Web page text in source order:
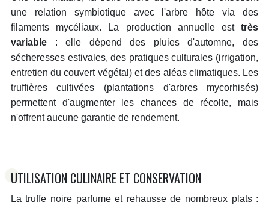
une relation symbiotique avec l'arbre hôte via des
filaments mycéliaux. La production annuelle esttrès
variable: elle dépend des pluies d'automne, des
sécheresses estivales, des pratiques culturales (irrigation,
entretien du couvert végétal) et des aléas climatiques. Les
truffières cultivées (plantations d'arbres mycorhisés)
permettent d'augmenter les chances de récolte, mais
n'offrent aucune garantie de rendement.
UTILISATION CULINAIRE ET CONSERVATION
La truffe noire parfume et rehausse de nombreux plats :